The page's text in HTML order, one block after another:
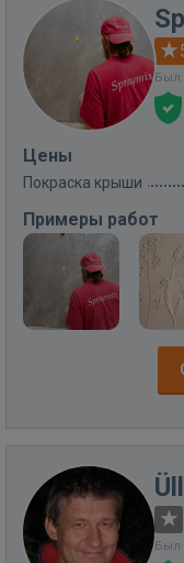
Был
Цены
Покраска крыши
Примеры работ
Был